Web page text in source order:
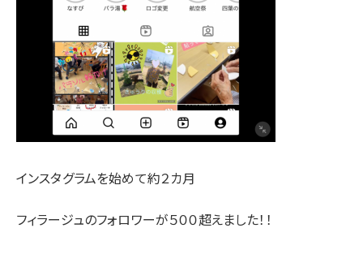
インスタグラムを始めて約２カ月
フィラージュのフォロワーが５００超えました！！